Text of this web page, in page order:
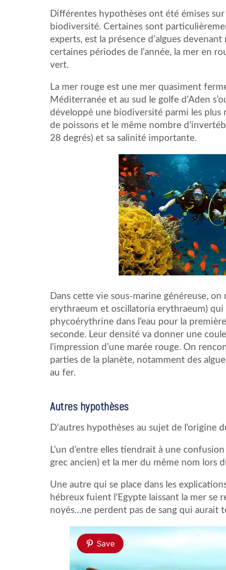
Différentes hypothèses ont été émises
biodiversité. Certaines sont
experts, est la présence d’algues
certaines périodes de l’année, la mer en
vert.
La mer rouge est une mer quasiment
Méditerranée et au sud le golfe d’Aden
développé une biodiversité parmi les plus
de poissons et le même nombre
28 degrés) et sa salinité importante.
Dans cette vie sous-marine généreuse,
erythraeum et oscillatoria erythraeum)
phycoérythrine dans l’eau pour la
seconde. Leur densité va donner une
l’impression d’une marée rouge. On
parties de la planète, notamment des
au fer.
Autres hypothèses
D’autres hypothèses au sujet de l’origine
L’un d’entre elles tiendrait à une
grec ancien) et la mer du même nom lors
Une autre qui se place dans les
hébreux fuient l’Egypte laissant la mer se
noyés…ne perdent pas de sang qui aurait
Save